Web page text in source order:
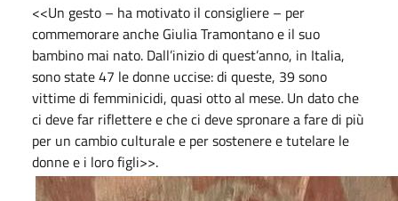
<<Un gesto – ha motivato il consigliere – per
commemorare anche Giulia Tramontano e il suo
bambino mai nato. Dall’inizio di quest’anno, in Italia,
sono state 47 le donne uccise: di queste, 39 sono
vittime di femminicidi, quasi otto al mese. Un dato che
ci deve far riflettere e che ci deve spronare a fare di più
per un cambio culturale e per sostenere e tutelare le
donne e i loro figli>>.